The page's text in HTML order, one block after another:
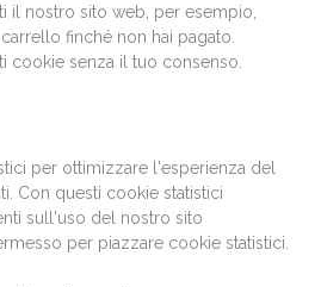
il nostro sito web, per esempio,
finché non hai pagato.
cookie senza il tuo consenso.
per ottimizzare l'esperienza del
Con questi cookie statistici
sull'uso del nostro sito
per piazzare cookie statistici.